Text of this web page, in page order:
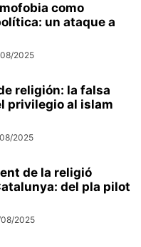
como
un ataque a
2025
religión: la falsa
privilegio al islam
2025
de la religió
del pla pilot
2025